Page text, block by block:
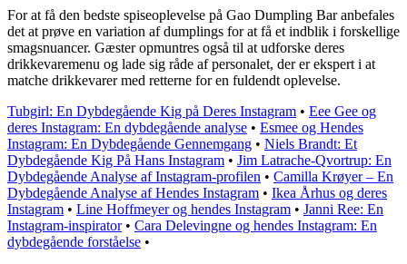
For at få den bedste spiseoplevelse på Gao Dumpling Bar anbefales
det at prøve en variation af dumplings for at få et indblik i forskellige
smagsnuancer. Gæster opmuntres også til at udforske deres
drikkevaremenu og lade sig råde af personalet, der er ekspert i at
matche drikkevarer med retterne for en fuldendt oplevelse.
Tubgirl: En Dybdegående Kig på Deres Instagram • Eee Gee og
deres Instagram: En dybdegående analyse • Esmee og Hendes
Instagram: En Dybdegående Gennemgang • Niels Brandt: Et
Dybdegående Kig På Hans Instagram • Jim Latrache-Qvortrup: En
Dybdegående Analyse af Instagram-profilen • Camilla Krøyer – En
Dybdegående Analyse af Hendes Instagram • Ikea Århus og deres
Instagram • Line Hoffmeyer og hendes Instagram • Janni Ree: En
Instagram-inspirator• Cara Delevingne og hendes Instagram: En
dybdegående forståelse •